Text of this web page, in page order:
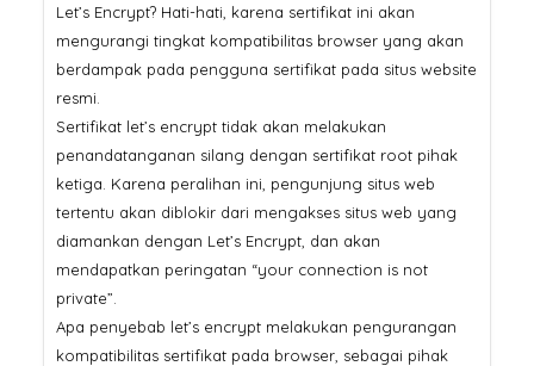
Let’s Encrypt? Hati-hati, karena sertifikat ini akan
mengurangi tingkat kompatibilitas browser yang akan
berdampak pada pengguna sertifikat pada situs website
resmi.
Sertifikat let’s encrypt tidak akan melakukan
penandatanganan silang dengan sertifikat root pihak
ketiga. Karena peralihan ini, pengunjung situs web
tertentu akan diblokir dari mengakses situs web yang
diamankan dengan Let’s Encrypt, dan akan
mendapatkan peringatan “your connection is not
private”.
Apa penyebab let’s encrypt melakukan pengurangan
kompatibilitas sertifikat pada browser, sebagai pihak